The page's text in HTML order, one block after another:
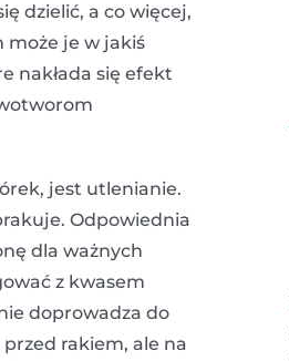
dzielić, a co więcej,
może je w jakiś
nakłada się efekt
jest utlenianie.
Odpowiednia
dla ważnych
z kwasem
doprowadza do
rakiem, ale na